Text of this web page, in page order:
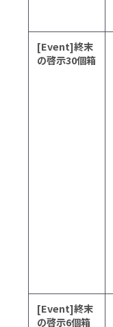
[Event]終末
の啓示30個箱
[Event]終末
の啓示6個箱